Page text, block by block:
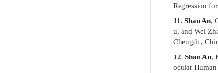
Regression
11. Shan An,
u, and Wei
Chengdu,
12. Shan An,
ocular Human